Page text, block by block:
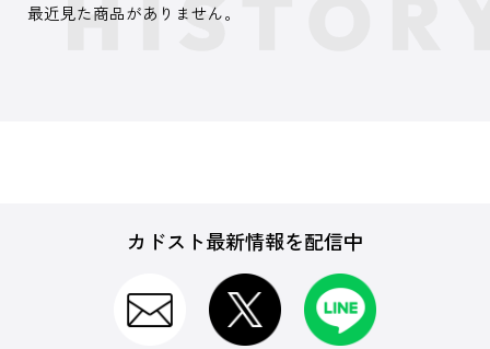
最近見た商品がありません。
カドスト最新情報を配信中